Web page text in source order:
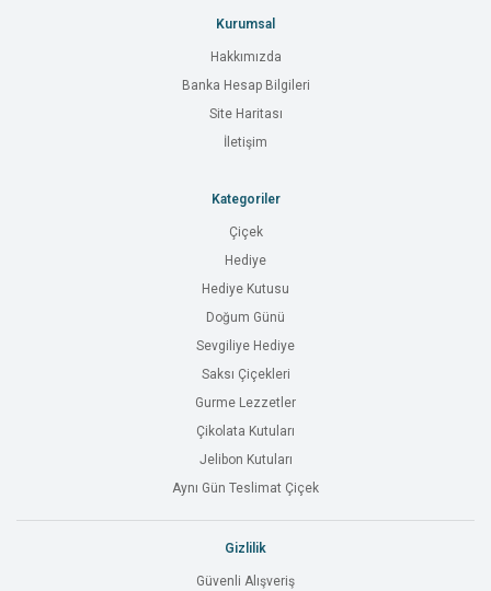
Kurumsal
Hakkımızda
Banka Hesap Bilgileri
Site Haritası
İletişim
Kategoriler
Çiçek
Hediye
Hediye Kutusu
Doğum Günü
Sevgiliye Hediye
Saksı Çiçekleri
Gurme Lezzetler
Çikolata Kutuları
Jelibon Kutuları
Aynı Gün Teslimat Çiçek
Gizlilik
Güvenli Alışveriş